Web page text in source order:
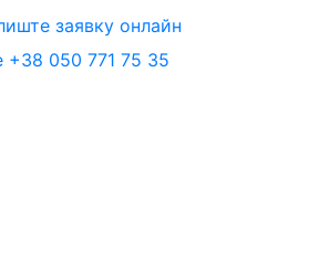
заявку онлайн
+38 050 771 75 35